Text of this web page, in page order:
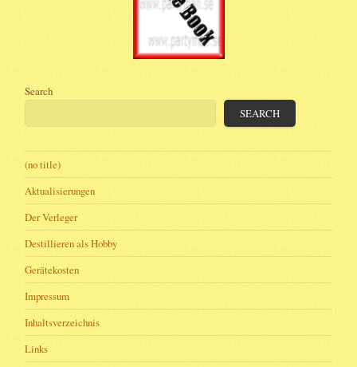
Search
SEARCH
(no title)
Aktualisierungen
Der Verleger
Destillieren als Hobby
Gerätekosten
Impressum
Inhaltsverzeichnis
Links